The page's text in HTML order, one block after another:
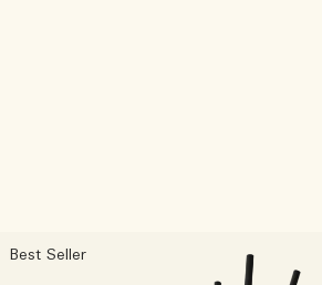
Best Seller